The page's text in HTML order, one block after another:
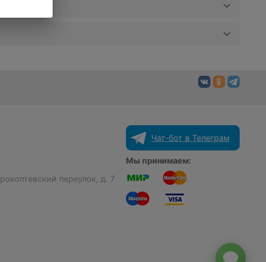
переулок, д. 7
Чат-бот в Телеграм
Мы принимаем: